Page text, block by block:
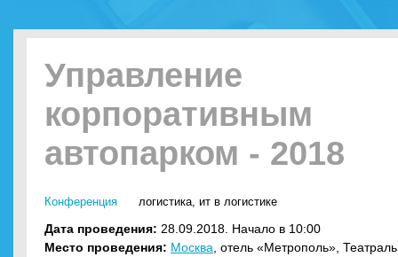
Управление
корпоративным
автопарком - 2018
Конференция логистика, ит в логистике
Дата проведения: 28.09.2018. Начало в 10:00
Место проведения: Москва , отель «Метрополь»,